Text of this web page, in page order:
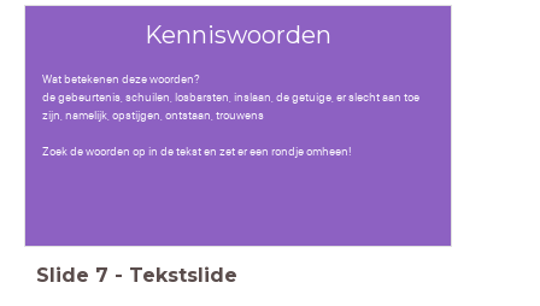
Kenniswoorden
Wat betekenen deze woorden?
de gebeurtenis, schuilen, losbarsten, inslaan, de getuige, er slecht aan toe
zijn, namelijk, opstijgen, ontstaan, trouwens
Zoek de woorden op in de tekst en zet er een rondje omheen!
Slide 7 - Tekstslide